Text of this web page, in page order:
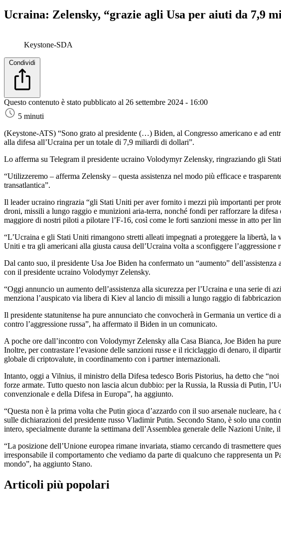
Ucraina: Zelensky, “grazie agli Usa per aiuti da 7,9
Keystone-SDA
Condividi
Questo contenuto è stato pubblicato al 26 settembre 2024 - 16:00
5 minuti
(Keystone-ATS) “Sono grato al presidente (…) Biden, al Congresso americano e ad
alla difesa all’Ucraina per un totale di 7,9 miliardi di dollari”.
Lo afferma su Telegram il presidente ucraino Volodymyr Zelensky, ringraziando gli
“Utilizzeremo – afferma Zelensky – questa assistenza nel modo più efficace e
transatlantica”.
Il leader ucraino ringrazia “gli Stati Uniti per aver fornito i mezzi più importanti per
droni, missili a lungo raggio e munizioni aria-terra, nonché fondi per rafforzare la
maggiore di nostri piloti a pilotare l’F-16, così come le forti sanzioni messe in atto per
“L’Ucraina e gli Stati Uniti rimangono stretti alleati impegnati a proteggere la libertà,
Uniti e tra gli americani alla giusta causa dell’Ucraina volta a sconfiggere l’aggressione
Dal canto suo, il presidente Usa Joe Biden ha confermato un “aumento”
con il presidente ucraino Volodymyr Zelensky.
“Oggi annuncio un aumento dell’assistenza alla sicurezza per l’Ucraina e una serie
menziona l’auspicato via libera di Kiev al lancio di missili a lungo raggio di
Il presidente statunitense ha pure annunciato che convocherà in Germania un vertice
contro l’aggressione russa”, ha affermato il Biden in un comunicato.
A poche ore dall’incontro con Volodymyr Zelensky alla Casa Bianca, Joe Biden ha
Inoltre, per contrastare l’evasione delle sanzioni russe e il riciclaggio di denaro, il
globale di criptovalute, in coordinamento con i partner internazionali.
Intanto, oggi a Vilnius, il ministro della Difesa tedesco Boris Pistorius, ha detto che
forze armate. Tutto questo non lascia alcun dubbio: per la Russia, la Russia di Putin,
convenzionale e della Difesa in Europa”, ha aggiunto.
“Questa non è la prima volta che Putin gioca d’azzardo con il suo arsenale nucleare,
sulle dichiarazioni del presidente russo Vladimir Putin. Secondo Stano, è solo una
intero, specialmente durante la settimana dell’Assemblea generale delle Nazioni Unite,
“La posizione dell’Unione europea rimane invariata, stiamo cercando di trasmettere
irresponsabile il comportamento che vediamo da parte di qualcuno che rappresenta un
mondo”, ha aggiunto Stano.
Articoli più popolari